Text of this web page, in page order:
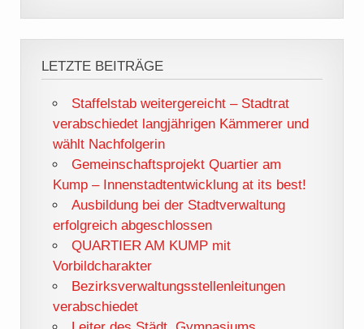
LETZTE BEITRÄGE
Staffelstab weitergereicht – Stadtrat
verabschiedet langjährigen Kämmerer und
wählt Nachfolgerin
Gemeinschaftsprojekt Quartier am
Kump – Innenstadtentwicklung at its best!
Ausbildung bei der Stadtverwaltung
erfolgreich abgeschlossen
QUARTIER AM KUMP mit
Vorbildcharakter
Bezirksverwaltungsstellenleitungen
verabschiedet